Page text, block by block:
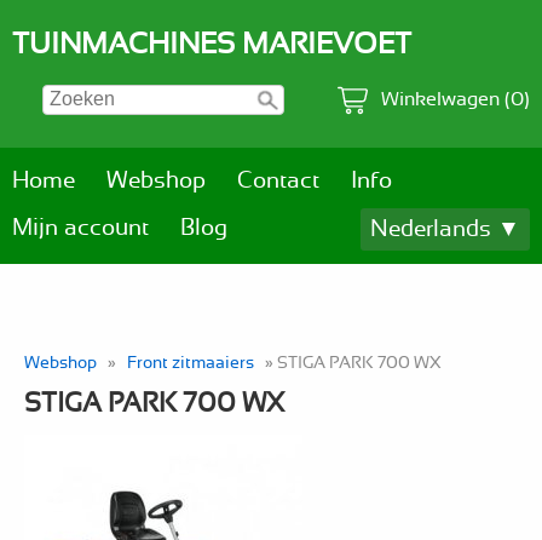
TUINMACHINES MARIEVOET
Winkelwagen (0)
Home Webshop Contact Info
Mijn account Blog Nederlands ▼
Webshop » Front zitmaaiers » STIGA PARK 700 WX
STIGA PARK 700 WX